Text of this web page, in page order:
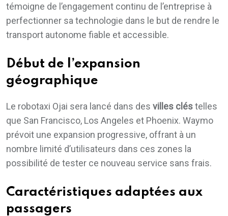
témoigne de l’engagement continu de l’entreprise à
perfectionner sa technologie dans le but de rendre le
transport autonome fiable et accessible.
Début de l’expansion
géographique
Le robotaxi Ojai sera lancé dans des villes cléstelles
que San Francisco, Los Angeles et Phoenix. Waymo
prévoit une expansion progressive, offrant à un
nombre limité d’utilisateurs dans ces zones la
possibilité de tester ce nouveau service sans frais.
Caractéristiques adaptées aux
passagers